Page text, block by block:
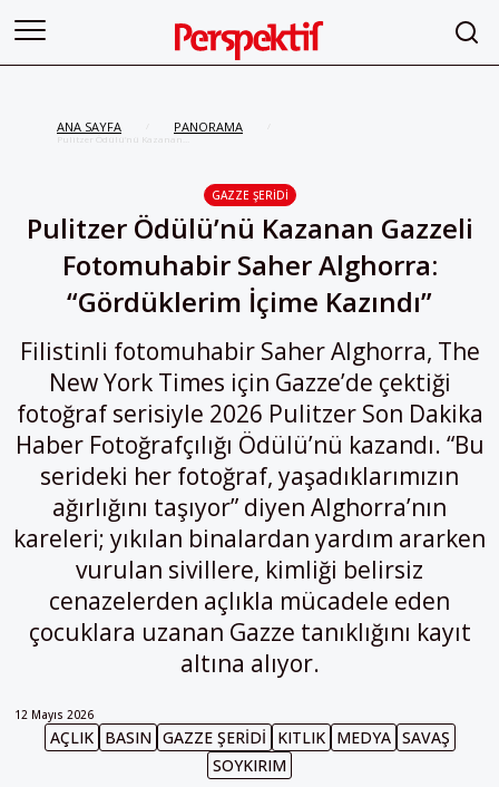
ANA SAYFA PANORAMA
Pulitzer Ödülü’nü Kazanan
GAZZE ŞERIDI
Pulitzer Ödülü’nü Kazanan Gazzeli
Fotomuhabir Saher Alghorra:
“Gördüklerim İçime Kazındı”
Filistinli fotomuhabir Saher Alghorra, The
New York Times için Gazze’de çektiği
fotoğraf serisiyle 2026 Pulitzer Son Dakika
Haber Fotoğrafçılığı Ödülü’nü kazandı. “Bu
serideki her fotoğraf, yaşadıklarımızın
ağırlığını taşıyor” diyen Alghorra’nın
kareleri; yıkılan binalardan yardım ararken
vurulan sivillere, kimliği belirsiz
cenazelerden açlıkla mücadele eden
çocuklara uzanan Gazze tanıklığını kayıt
altına alıyor.
12 Mayıs 2026
AÇLIK BASIN GAZZE ŞERIDI KITLIK MEDYA SAVAŞ
SOYKIRIM